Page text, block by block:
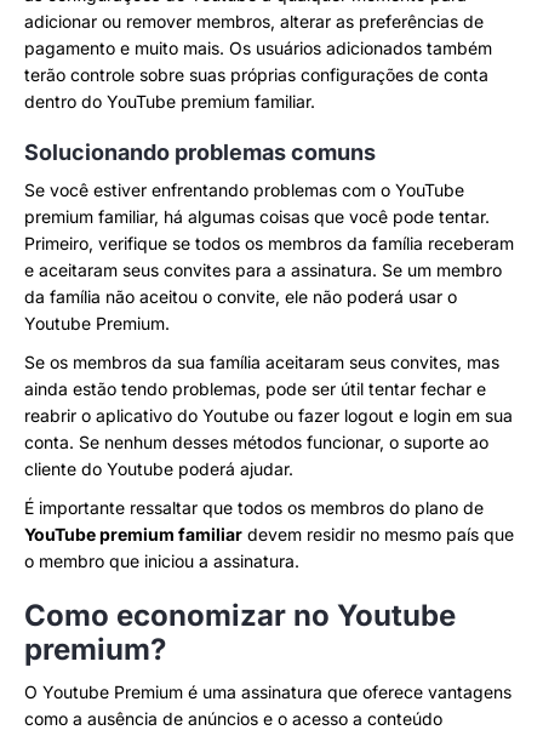
adicionar ou remover membros, alterar as preferências de
pagamento e muito mais. Os usuários adicionados também
terão controle sobre suas próprias configurações de conta
dentro do YouTube premium familiar.
Solucionando problemas comuns
Se você estiver enfrentando problemas com o YouTube
premium familiar, há algumas coisas que você pode tentar.
Primeiro, verifique se todos os membros da família receberam
e aceitaram seus convites para a assinatura. Se um membro
da família não aceitou o convite, ele não poderá usar o
Youtube Premium.
Se os membros da sua família aceitaram seus convites, mas
ainda estão tendo problemas, pode ser útil tentar fechar e
reabrir o aplicativo do Youtube ou fazer logout e login em sua
conta. Se nenhum desses métodos funcionar, o suporte ao
cliente do Youtube poderá ajudar.
É importante ressaltar que todos os membros do plano de
YouTube premium familiar devem residir no mesmo país que
o membro que iniciou a assinatura.
Como economizar no Youtube
premium?
O Youtube Premium é uma assinatura que oferece vantagens
como a ausência de anúncios e o acesso a conteúdo